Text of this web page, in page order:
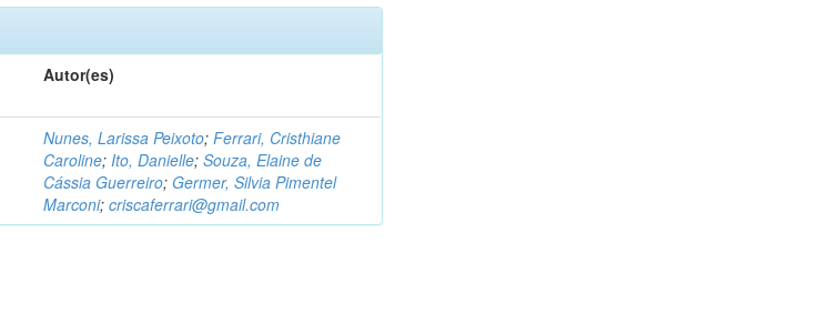
Autor(es)
Nunes, Larissa Peixoto;Ferrari, Cristhiane
Caroline;Ito, Danielle;Souza, Elaine de
Cássia Guerreiro; Germer, Silvia Pimentel
Marconi;criscaferrari@gmail.com